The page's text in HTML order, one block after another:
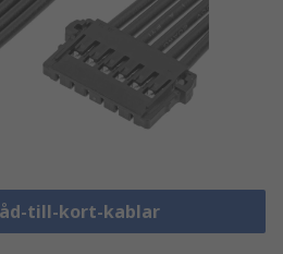
till-kort-kablar